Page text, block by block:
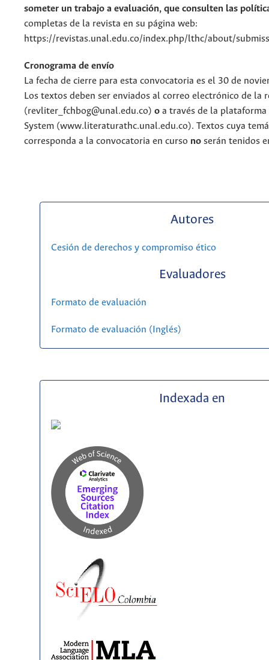
someter un trabajo a evaluación, que consulten las
completas de la revista en su página web:
https://revistas.unal.edu.co/index.php/lthc/about/
Cronograma de envío
La fecha de cierre para esta convocatoria es el 30 de
Los textos deben ser enviados al correo electrónico de la
(revliter_fchbog@unal.edu.co) o a través de la
System (www.literaturathc.unal.edu.co). Textos cuya
corresponda a la convocatoria en curso no serán tenidos
Autores
Cesión de derechos y compromiso ético
Evaluadores
Formato de evaluación
Formato de evaluación (Inglés)
Indexada en